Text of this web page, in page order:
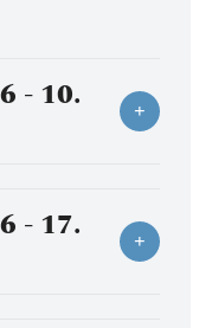
- 10.
- 17.